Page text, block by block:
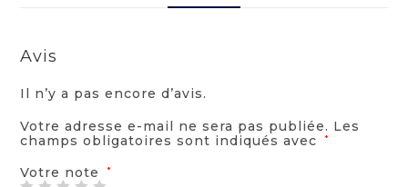
Avis
Il n’y a pas encore d’avis.
Votre adresse e-mail ne sera pas publiée. Les
champs obligatoires sont indiqués avec
*
Votre note *